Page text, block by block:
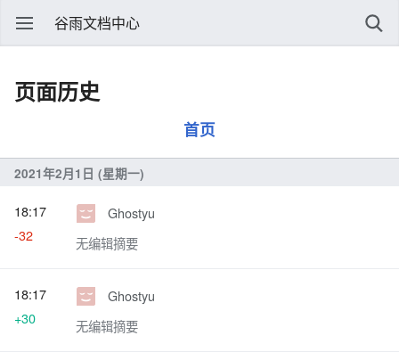
谷雨文档中心
页面历史
首页
2021年2月1日 (星期一)
Ghostyu
无编辑摘要
18:17
-32
Ghostyu
无编辑摘要
18:17
+30